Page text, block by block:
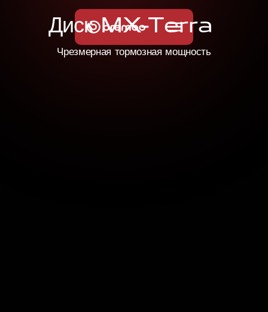
Диск MX-Terra
Чрезмерная тормозная мощность